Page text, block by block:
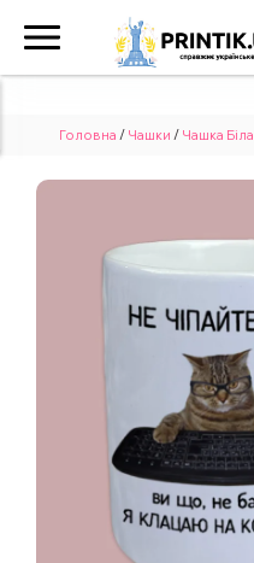
Головна / Чашки / Чашка Біла